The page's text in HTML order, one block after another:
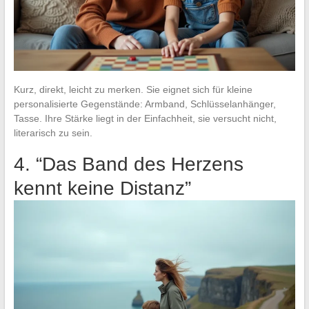
Kurz, direkt, leicht zu merken. Sie eignet sich für kleine
personalisierte Gegenstände: Armband, Schlüsselanhänger,
Tasse. Ihre Stärke liegt in der Einfachheit, sie versucht nicht,
literarisch zu sein.
4. “Das Band des Herzens
kennt keine Distanz”